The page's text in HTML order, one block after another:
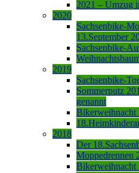
2021 – Umzug
2020
Sachsenbike-
13.September
Sachsenbike-
2019
Sachsenbike-
Sommerputz
genannt
Bikerweihnacht
2018
Der
Moppedrennen
Bikerweihnacht